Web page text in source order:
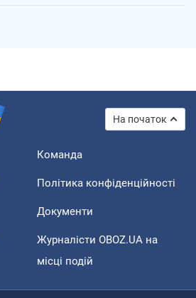
На початок
Команда
Політика конфіденційності
Документи
Журналісти OBOZ.UA на
місці подій